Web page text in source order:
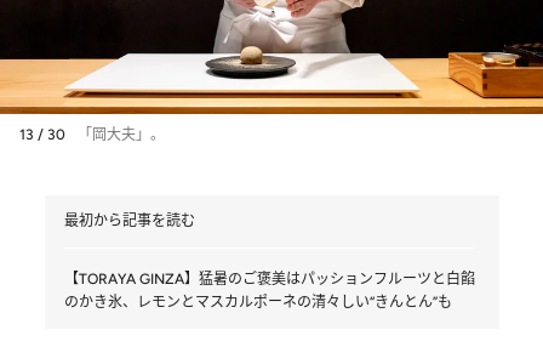
13 / 30 「岡大夫」。
最初から記事を読む
【TORAYA GINZA】猛暑のご褒美はパッションフルーツと白餡
のかき氷、レモンとマスカルポーネの清々しい“きんとん”も